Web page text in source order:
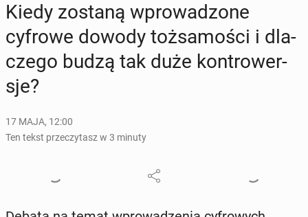
Kiedy zostaną wpro­wa­dzo­ne
cyfrowe dowody toż­sa­mo­ści i dla­
cze­go budzą tak duże kon­tro­wer­
sje?
17 MAJA, 12:00
Ten tekst przeczytasz w 3 minuty